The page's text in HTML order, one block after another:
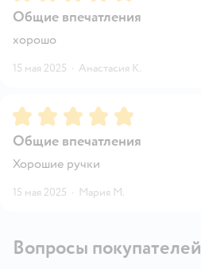
Общие впечатления
хорошо
15 мая 2025 · Анастасия К.
Рейтинг:5
Общие впечатления
Хорошие ручки
15 мая 2025 · Мария М.
Вопросы покупателей